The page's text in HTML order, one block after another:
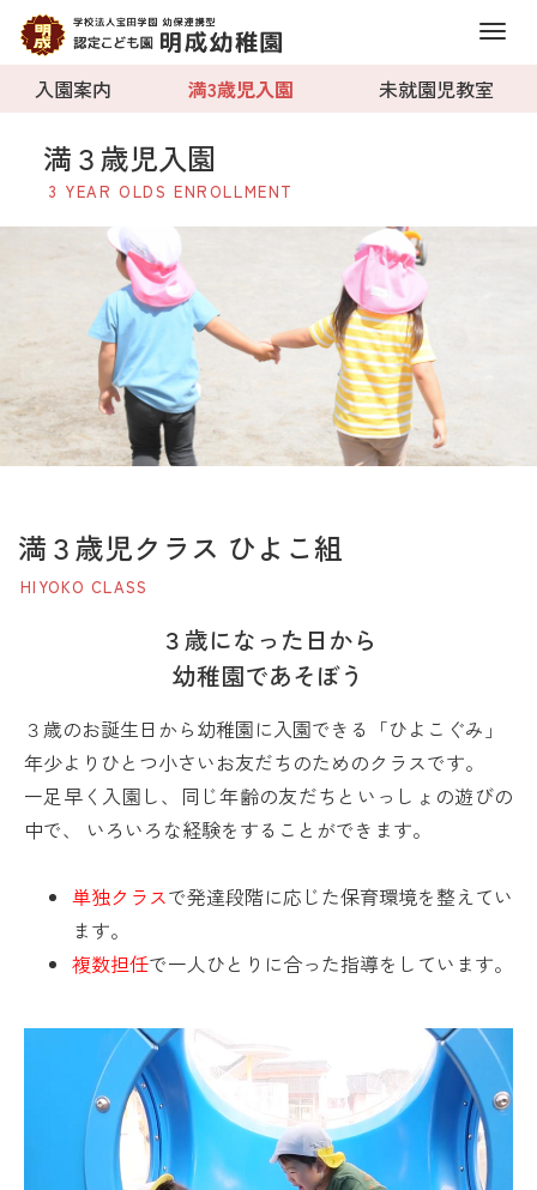
M
n
入園案内 満3歳児入園 未就園児教室
満３歳児入園
3 YEAR OLDS ENROLLMENT
満３歳児クラス ひよこ組
HIYOKO CLASS
３歳になった日から
幼稚園であそぼう
３歳のお誕生日から幼稚園に入園できる「ひよこぐみ」
年少よりひとつ小さいお友だちのためのクラスです。
一足早く入園し、同じ年齢の友だちといっしょの遊びの
中で、 いろいろな経験をすることができます。
単独クラスで発達段階に応じた保育環境を整えてい
ます。
複数担任で一人ひとりに合った指導をしています。